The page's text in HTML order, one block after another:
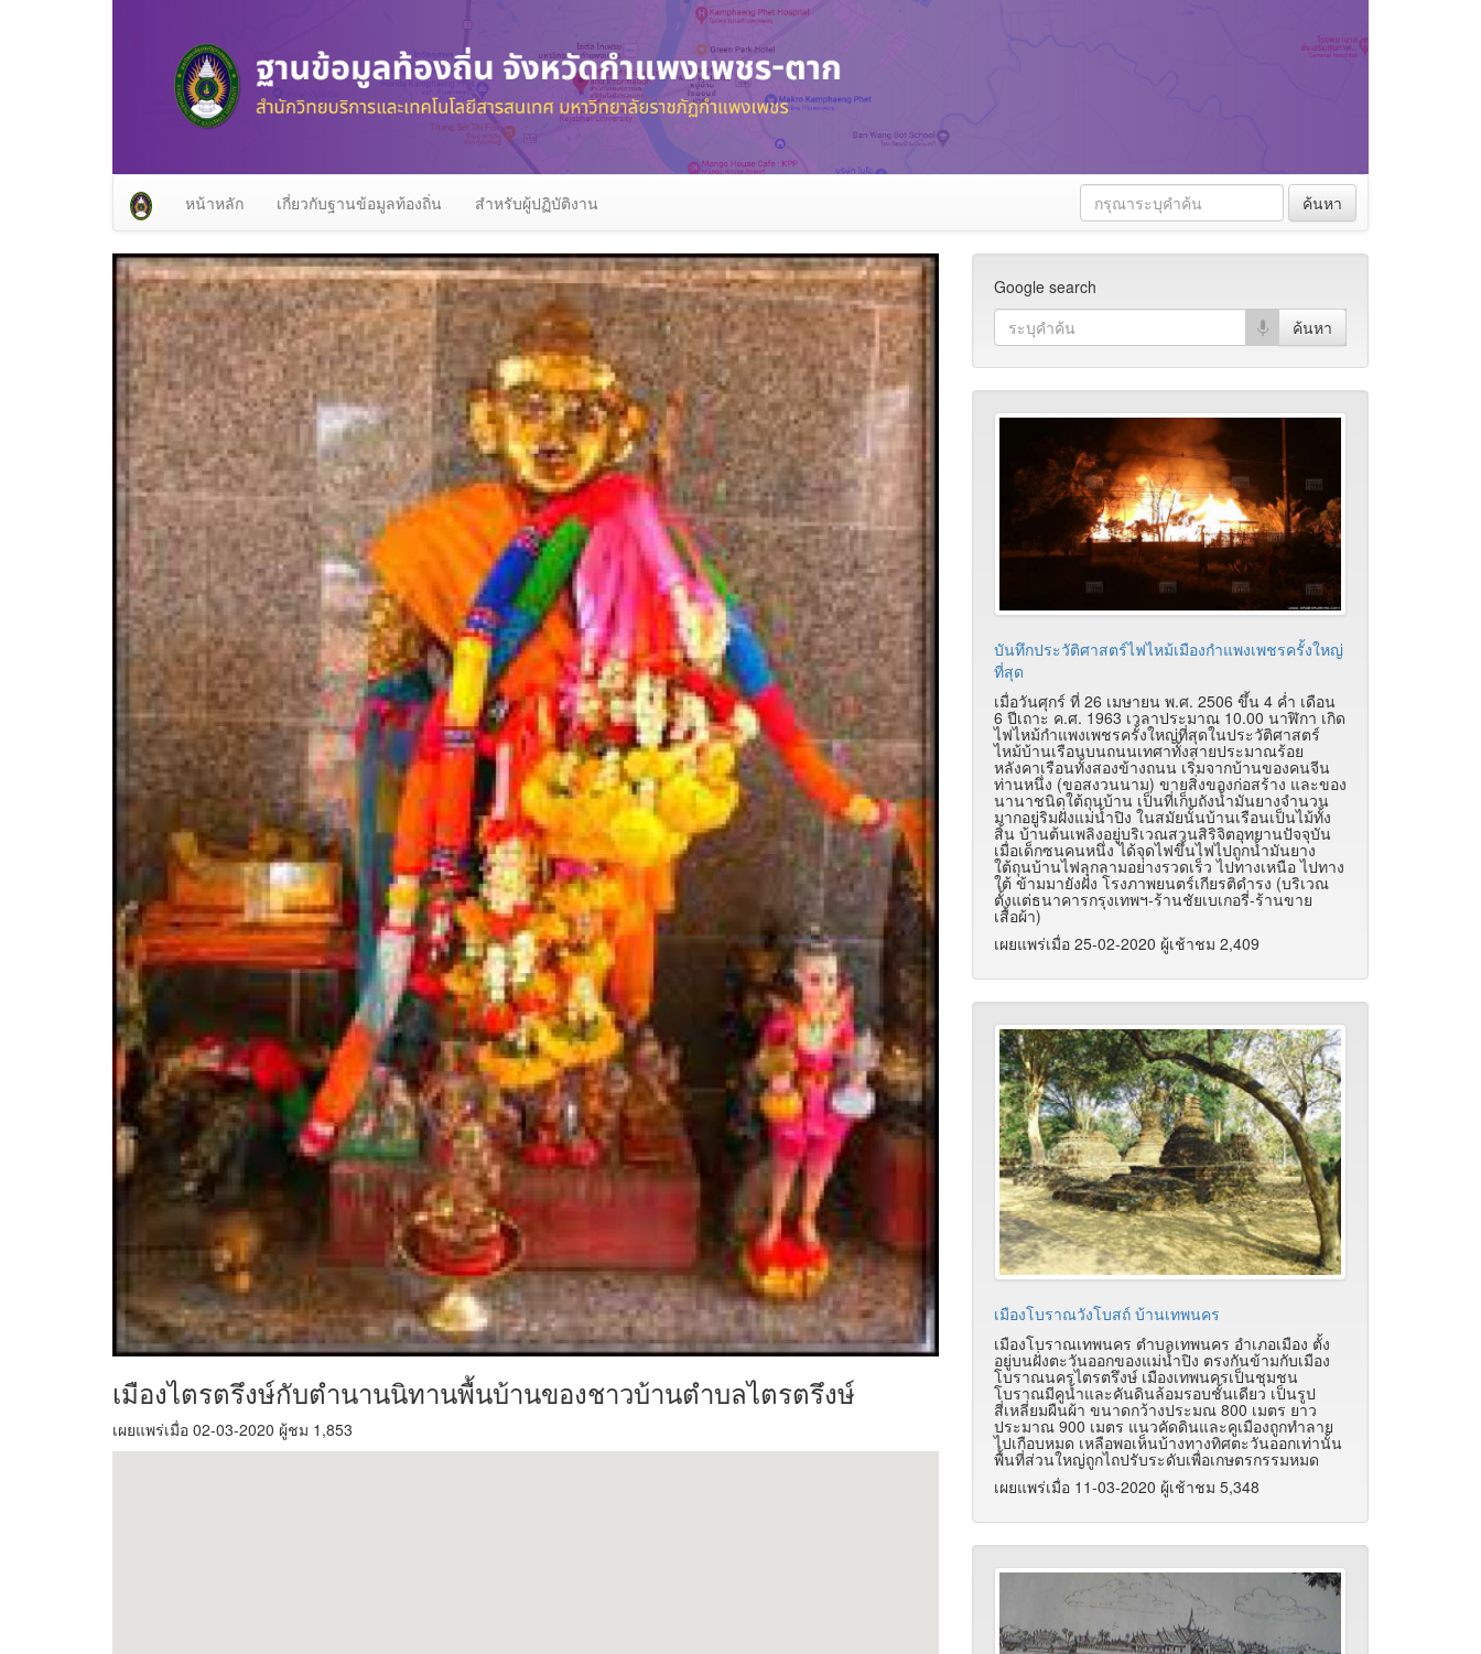
หน้าหลัก เกี่ยวกับฐานข้อมูลท้องถิ่น สำหรับผู้ปฏิบัติงาน ค้นหา
เมืองไตรตรึงษ์กับตำนานนิทานพื้นบ้านของชาวบ้านตำบลไตรตรึงษ์
เผยแพร่เมื่อ 02-03-2020 ผู้ชม 1,853
Google search
บันทึกประวัติศาสตร์ไฟไหม้เมืองกำแพงเพชรครั้งใหญ่
ที่สุด
เมื่อวันศุกร์ ที่ 26 เมษายน พ.ศ. 2506 ขึ้น 4 ค่ำ เดือน
6 ปีเถาะ ค.ศ. 1963 เวลาประมาณ 10.00 นาฬิกา เกิด
ไฟไหม้กำแพงเพชรครั้งใหญ่ที่สุดในประวัติศาสตร์
ไหม้บ้านเรือนบนถนนเทศาทั้งสายประมาณร้อย
หลังคาเรือนทั้งสองข้างถนน เริ่มจากบ้านของคนจีน
ท่านหนึ่ง (ขอสงวนนาม) ขายสิ่งของก่อสร้าง และของ
นานาชนิดใต้ถุนบ้าน เป็นที่เก็บถังน้ำมันยางจำนวน
มากอยู่ริมฝั่งแม่น้ำปิง ในสมัยนั้นบ้านเรือนเป็นไม้ทั้ง
สิ้น บ้านต้นเพลิงอยู่บริเวณสวนสิริจิตอุทยานปัจจุบัน
เมื่อเด็กซนคนหนึ่ง ได้จุดไฟขึ้นไฟไปถูกน้ำมันยาง
ใต้ถุนบ้านไฟลุกลามอย่างรวดเร็ว ไปทางเหนือ ไปทาง
ใต้ ข้ามมายังฝั่ง โรงภาพยนตร์เกียรติดำรง (บริเวณ
ตั้งแต่ธนาคารกรุงเทพฯ-ร้านชัยเบเกอรี่-ร้านขาย
เสื้อผ้า)
เผยแพร่เมื่อ 25-02-2020 ผู้เช้าชม 2,409
เมืองโบราณวังโบสถ์ บ้านเทพนคร
เมืองโบราณเทพนคร ตำบลเทพนคร อำเภอเมือง ตั้ง
อยู่บนฝั่งตะวันออกของแม่น้ำปิง ตรงกันข้ามกับเมือง
โบราณนครไตรตรึงษ์ เมืองเทพนครเป็นชุมชน
โบราณมีคูน้ำและคันดินล้อมรอบชั้นเดียว เป็นรูป
สี่เหลี่ยมผืนผ้า ขนาดกว้างประมณ 800 เมตร ยาว
ประมาณ 900 เมตร แนวคัดดินและคูเมืองถูกทำลาย
ไปเกือบหมด เหลือพอเห็นบ้างทางทิศตะวันออกเท่านั้น
พื้นที่ส่วนใหญ่ถูกไถปรับระดับเพื่อเกษตรกรรมหมด
เผยแพร่เมื่อ 11-03-2020 ผู้เช้าชม 5,348